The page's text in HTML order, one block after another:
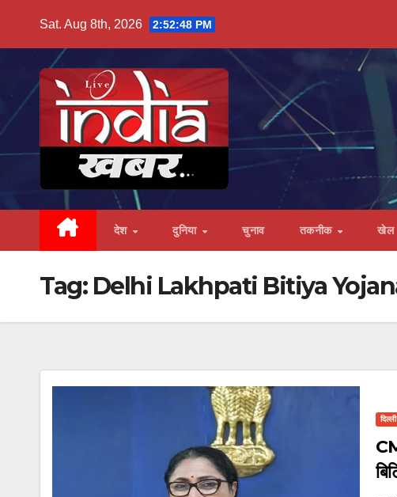
Sat. Aug 8th, 2026 2:52:49 PM
देश दुनिया चुनाव तकनीक खेल
Tag: Delhi Lakhpati Bitiya